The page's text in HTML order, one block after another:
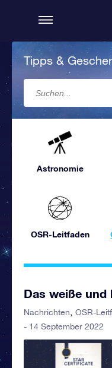
Tipps &
Astronomie
OSR-Leitfaden
Das weiße
Nachrichten OSR-
- 14 September 2022